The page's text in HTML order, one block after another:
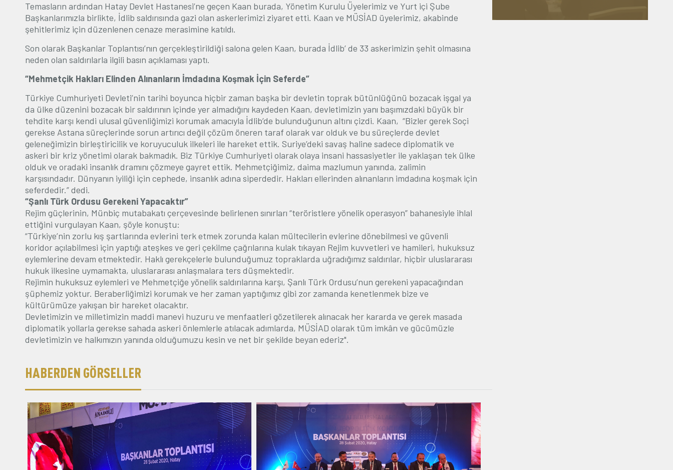
Temasların ardından Hatay Devlet Hastanesi’ne geçen Kaan burada, Yönetim Kurulu Üyelerimiz ve Yurt içi Şube
Başkanlarımızla birlikte, İdlib saldırısında gazi olan askerlerimizi ziyaret etti. Kaan ve MÜSİAD üyelerimiz, akabinde
şehitlerimiz için düzenlenen cenaze merasimine katıldı.
Son olarak Başkanlar Toplantısı’nın gerçekleştirildiği salona gelen Kaan, burada İdlib’ de 33 askerimizin şehit olmasına
neden olan saldırılarla ilgili basın açıklaması yaptı.
“Mehmetçik Hakları Elinden Alınanların İmdadına Koşmak İçin Seferde”
Türkiye Cumhuriyeti Devleti’nin tarihi boyunca hiçbir zaman başka bir devletin toprak bütünlüğünü bozacak işgal ya
da ülke düzenini bozacak bir saldırının içinde yer almadığını kaydeden Kaan, devletimizin yanı başımızdaki büyük bir
tehdite karşı kendi ulusal güvenliğimizi korumak amacıyla İdlib’de bulunduğunun altını çizdi. Kaan, “Bizler gerek Soçi
gerekse Astana süreçlerinde sorun artırıcı değil çözüm öneren taraf olarak var olduk ve bu süreçlerde devlet
geleneğimizin birleştiricilik ve koruyuculuk ilkeleri ile hareket ettik. Suriye’deki savaş haline sadece diplomatik ve
askeri bir kriz yönetimi olarak bakmadık. Biz Türkiye Cumhuriyeti olarak olaya insani hassasiyetler ile yaklaşan tek ülke
olduk ve oradaki insanlık dramını çözmeye gayret ettik. Mehmetçiğimiz, daima mazlumun yanında, zalimin
karşısındadır. Dünyanın iyiliği için cephede, insanlık adına siperdedir. Hakları ellerinden alınanların imdadına koşmak için
seferdedir.” dedi.
“Şanlı Türk Ordusu Gerekeni Yapacaktır”
Rejim güçlerinin, Münbiç mutabakatı çerçevesinde belirlenen sınırları “teröristlere yönelik operasyon” bahanesiyle ihlal
ettiğini vurgulayan Kaan, şöyle konuştu:
“Türkiye’nin zorlu kış şartlarında evlerini terk etmek zorunda kalan mültecilerin evlerine dönebilmesi ve güvenli
koridor açılabilmesi için yaptığı ateşkes ve geri çekilme çağrılarına kulak tıkayan Rejim kuvvetleri ve hamileri, hukuksuz
eylemlerine devam etmektedir. Haklı gerekçelerle bulunduğumuz topraklarda uğradığımız saldırılar, hiçbir uluslararası
hukuk ilkesine uymamakta, uluslararası anlaşmalara ters düşmektedir.
Rejimin hukuksuz eylemleri ve Mehmetçiğe yönelik saldırılarına karşı, Şanlı Türk Ordusu’nun gerekeni yapacağından
şüphemiz yoktur. Beraberliğimizi korumak ve her zaman yaptığımız gibi zor zamanda kenetlenmek bize ve
kültürümüze yakışan bir hareket olacaktır.
Devletimizin ve milletimizin maddi manevi huzuru ve menfaatleri gözetilerek alınacak her kararda ve gerek masada
diplomatik yollarla gerekse sahada askeri önlemlerle atılacak adımlarda, MÜSİAD olarak tüm imkân ve gücümüzle
devletimizin ve halkımızın yanında olduğumuzu kesin ve net bir şekilde beyan ederiz".
HABERDEN GÖRSELLER